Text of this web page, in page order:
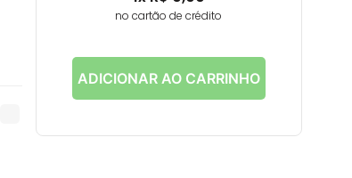
no cartão de crédito
ADICIONAR AO CARRINHO